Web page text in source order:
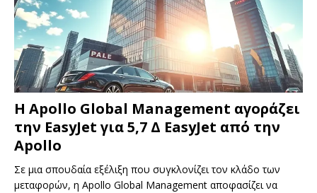
Η Apollo Global Management αγοράζει
την EasyJet για 5,7 Δ EasyJet από την
Apollo
Σε μια σπουδαία εξέλιξη που συγκλονίζει τον κλάδο των
μεταφορών, η Apollo Global Management αποφασίζει να